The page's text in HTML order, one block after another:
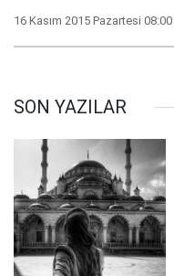
16 Kasım 2015 Pazartesi 08:00
SON YAZILAR